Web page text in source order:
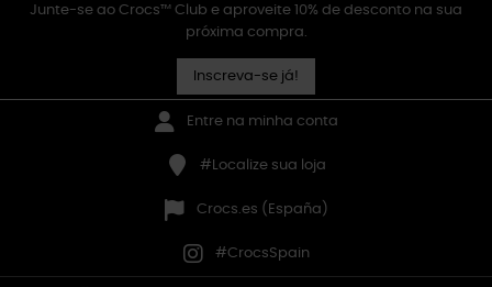
Junte-se ao Crocs™ Club e aproveite 10% de desconto na sua
próxima compra.
Inscreva-se já!
Entre na minha conta
#Localize sua loja
Crocs.es (España)
#CrocsSpain